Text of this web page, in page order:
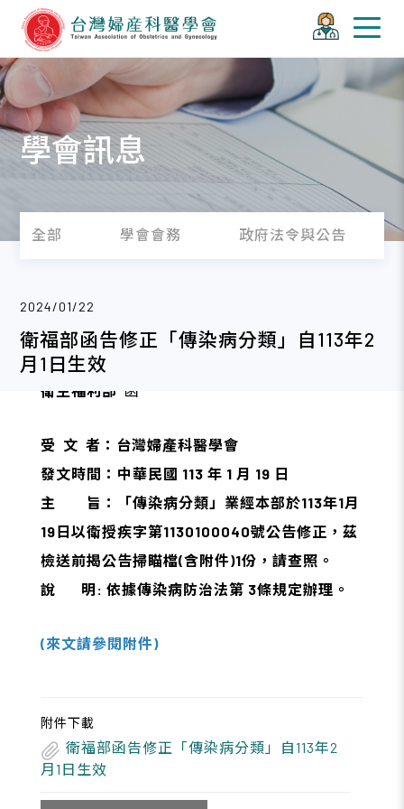
學會訊息
全部 學會會務 政府法令與公告
2024/01/22
衛福部函告修正「傳染病分類」自113年2
月1日生效
衛生福利部 函
受 文 者：台灣婦產科醫學會
發文時間：中華民國 113 年 1 月 19 日
主 旨：「傳染病分類」業經本部於113年1月
19日以衛授疾字第1130100040號公告修正，茲
檢送前揭公告掃瞄檔(含附件)1份，請查照。
說 明: 依據傳染病防治法第 3條規定辦理。
(來文請參閱附件)
附件下載
衛福部函告修正「傳染病分類」自113年2
月1日生效